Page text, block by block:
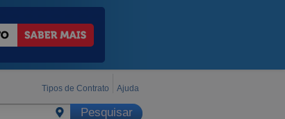
Tipos de Contrato Ajuda